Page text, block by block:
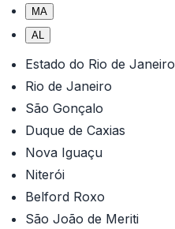
MA
AL
Estado do Rio de Janeiro
Rio de Janeiro
São Gonçalo
Duque de Caxias
Nova Iguaçu
Niterói
Belford Roxo
São João de Meriti